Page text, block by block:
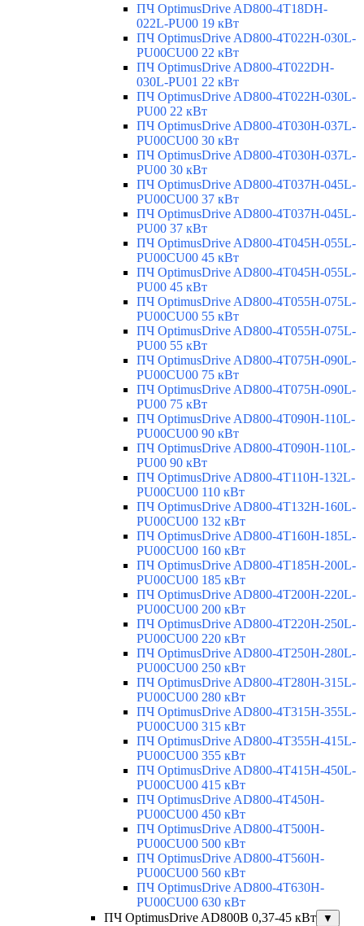
ПЧ OptimusDrive AD800-4T18DH-
022L-PU00 19 кВт
ПЧ OptimusDrive AD800-4T022H-030L-
PU00CU00 22 кВт
ПЧ OptimusDrive AD800-4T022DH-
030L-PU01 22 кВт
ПЧ OptimusDrive AD800-4T022H-030L-
PU00 22 кВт
ПЧ OptimusDrive AD800-4T030H-037L-
PU00CU00 30 кВт
ПЧ OptimusDrive AD800-4T030H-037L-
PU00 30 кВт
ПЧ OptimusDrive AD800-4T037H-045L-
PU00CU00 37 кВт
ПЧ OptimusDrive AD800-4T037H-045L-
PU00 37 кВт
ПЧ OptimusDrive AD800-4T045H-055L-
PU00CU00 45 кВт
ПЧ OptimusDrive AD800-4T045H-055L-
PU00 45 кВт
ПЧ OptimusDrive AD800-4T055H-075L-
PU00CU00 55 кВт
ПЧ OptimusDrive AD800-4T055H-075L-
PU00 55 кВт
ПЧ OptimusDrive AD800-4T075H-090L-
PU00CU00 75 кВт
ПЧ OptimusDrive AD800-4T075H-090L-
PU00 75 кВт
ПЧ OptimusDrive AD800-4T090H-110L-
PU00CU00 90 кВт
ПЧ OptimusDrive AD800-4T090H-110L-
PU00 90 кВт
ПЧ OptimusDrive AD800-4T110H-132L-
PU00CU00 110 кВт
ПЧ OptimusDrive AD800-4T132H-160L-
PU00CU00 132 кВт
ПЧ OptimusDrive AD800-4T160H-185L-
PU00CU00 160 кВт
ПЧ OptimusDrive AD800-4T185H-200L-
PU00CU00 185 кВт
ПЧ OptimusDrive AD800-4T200H-220L-
PU00CU00 200 кВт
ПЧ OptimusDrive AD800-4T220H-250L-
PU00CU00 220 кВт
ПЧ OptimusDrive AD800-4T250H-280L-
PU00CU00 250 кВт
ПЧ OptimusDrive AD800-4T280H-315L-
PU00CU00 280 кВт
ПЧ OptimusDrive AD800-4T315H-355L-
PU00CU00 315 кВт
ПЧ OptimusDrive AD800-4T355H-415L-
PU00CU00 355 кВт
ПЧ OptimusDrive AD800-4T415H-450L-
PU00CU00 415 кВт
ПЧ OptimusDrive AD800-4T450H-
PU00CU00 450 кВт
ПЧ OptimusDrive AD800-4T500H-
PU00CU00 500 кВт
ПЧ OptimusDrive AD800-4T560H-
PU00CU00 560 кВт
ПЧ OptimusDrive AD800-4T630H-
PU00CU00 630 кВт
ПЧ OptimusDrive AD800B 0,37-45 кВт
▼